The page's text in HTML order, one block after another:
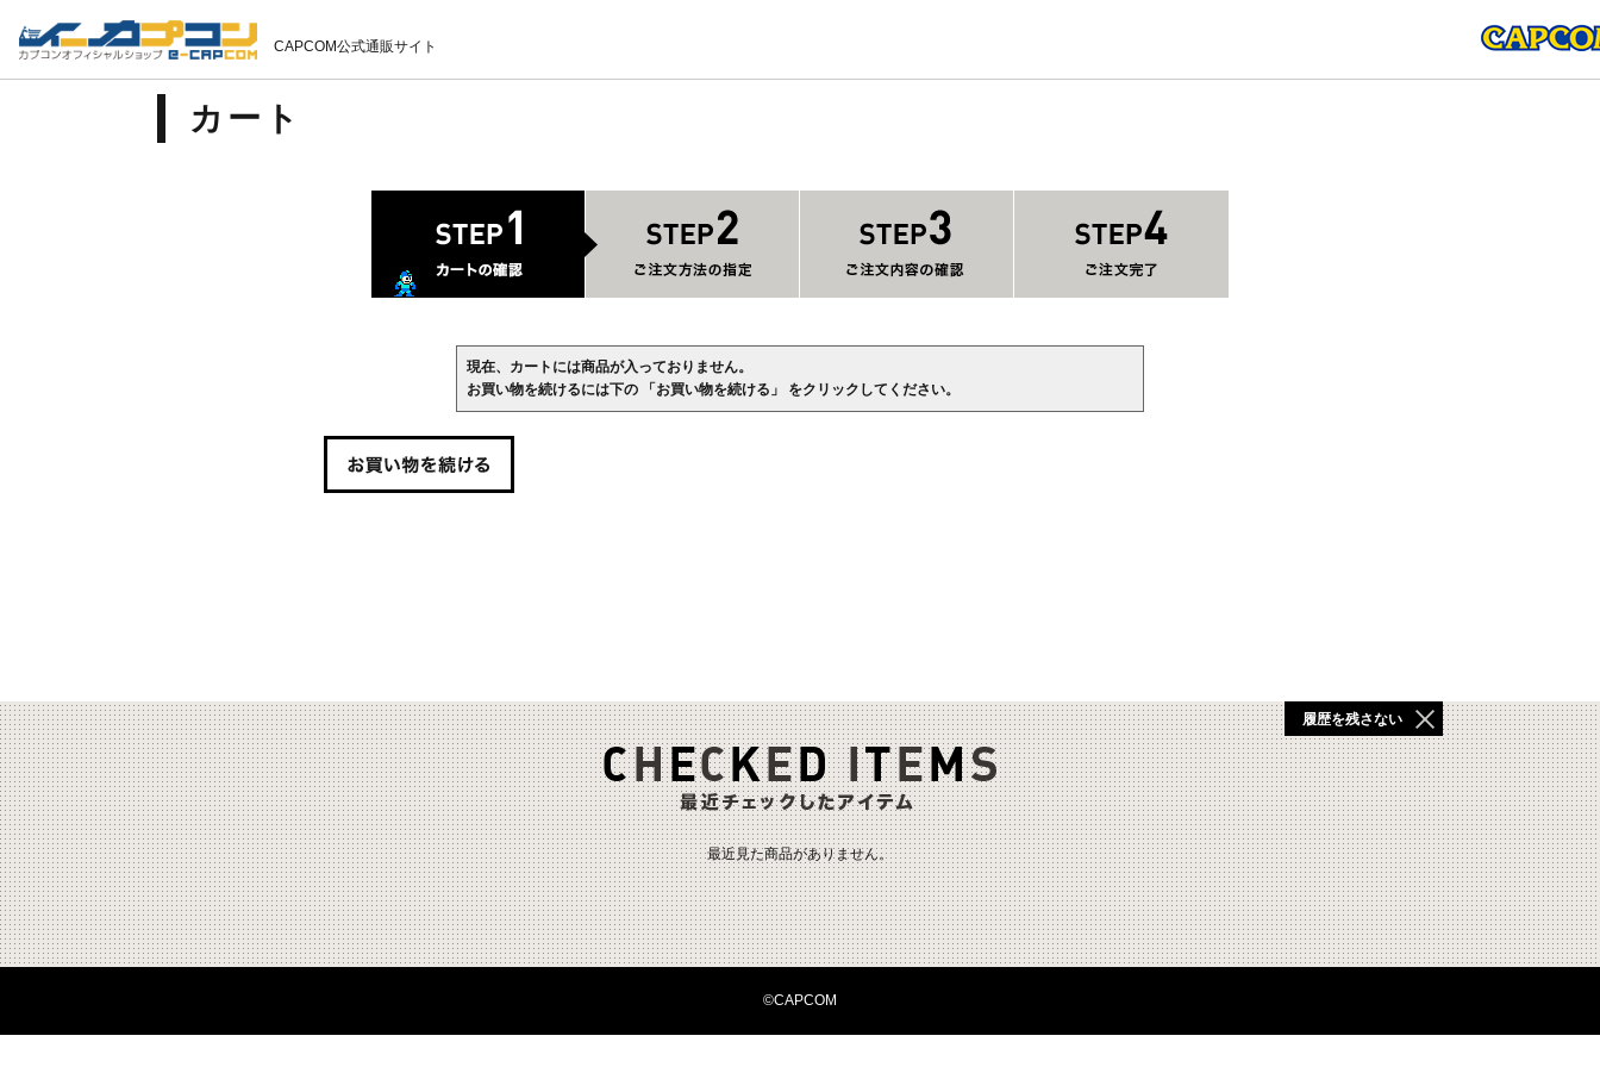
CAPCOM公式通販サイト
カート
現在、カートには商品が入っておりません。
お買い物を続けるには下の 「お買い物を続ける」 をクリックしてください。
最近見た商品がありません。
履歴を残さない
©CAPCOM